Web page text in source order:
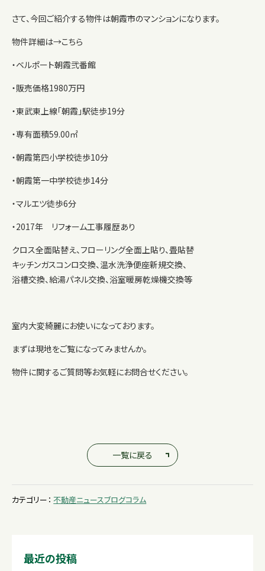
さて、今回ご紹介する物件は朝霞市のマンションになります。
物件詳細は→こちら
・ベルポート朝霞弐番館
・販売価格1980万円
・東武東上線「朝霞」駅徒歩19分
・専有面積59.00㎡
・朝霞第四小学校徒歩10分
・朝霞第一中学校徒歩14分
・マルエツ徒歩6分
・2017年 リフォーム工事履歴あり
クロス全面貼替え、フローリング全面上貼り、畳貼替
キッチンガスコンロ交換、温水洗浄便座新規交換、
浴槽交換、給湯パネル交換、浴室暖房乾燥機交換等
室内大変綺麗にお使いになっております。
まずは現地をご覧になってみませんか。
物件に関するご質問等お気軽にお問合せください。
一覧に戻る
カテゴリー： 不動産ニュースブログコラム
最近の投稿